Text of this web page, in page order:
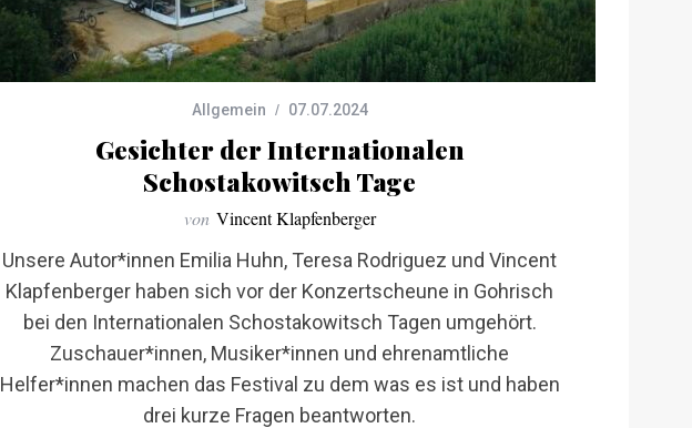
Allgemein 07.07.2024
Gesichter der Internationalen
Schostakowitsch Tage
von Vincent Klapfenberger
Unsere Autor*innen Emilia Huhn, Teresa Rodriguez und Vincent
Klapfenberger haben sich vor der Konzertscheune in Gohrisch
bei den Internationalen Schostakowitsch Tagen umgehört.
Zuschauer*innen, Musiker*innen und ehrenamtliche
Helfer*innen machen das Festival zu dem was es ist und haben
drei kurze Fragen beantworten.